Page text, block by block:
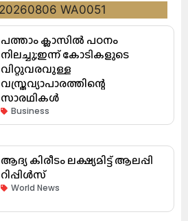
പത്താം ക്ലാസിൽ പഠനം
നിലച്ചു;ഇന്ന് കോടികളുടെ
വിറ്റുവരവുള്ള
വസ്ത്രവ്യാപാരത്തിന്റെ
സാരഥികൾ
Business
ആദ്യ കിരീടം ലക്ഷ്യമിട്ട് ആലപ്പി
റിപ്പിൾസ്
World News